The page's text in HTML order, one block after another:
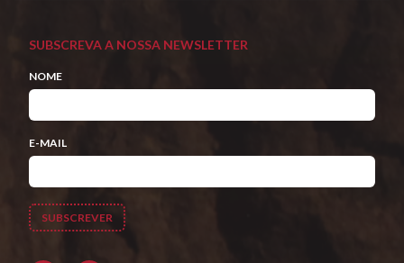
SUBSCREVA A NOSSA NEWSLETTER
NOME
E-MAIL